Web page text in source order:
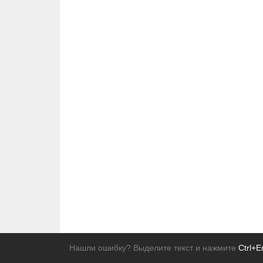
Нашли ошибку? Выделите текст и нажмите